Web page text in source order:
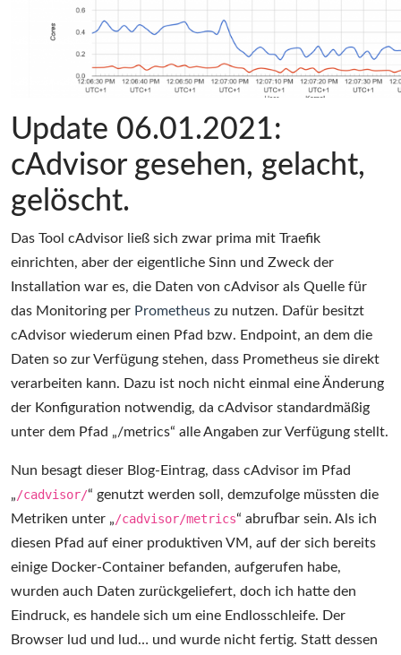
Update 06.01.2021:
cAdvisor gesehen, gelacht,
gelöscht.
Das Tool cAdvisor ließ sich zwar prima mit Traefik
einrichten, aber der eigentliche Sinn und Zweck der
Installation war es, die Daten von cAdvisor als Quelle für
das Monitoring per Prometheus zu nutzen. Dafür besitzt
cAdvisor wiederum einen Pfad bzw. Endpoint, an dem die
Daten so zur Verfügung stehen, dass Prometheus sie direkt
verarbeiten kann. Dazu ist noch nicht einmal eine Änderung
der Konfiguration notwendig, da cAdvisor standardmäßig
unter dem Pfad „/metrics“ alle Angaben zur Verfügung stellt.
Nun besagt dieser Blog-Eintrag, dass cAdvisor im Pfad
„/cadvisor/“ genutzt werden soll, demzufolge müssten die
Metriken unter „/cadvisor/metrics“ abrufbar sein. Als ich
diesen Pfad auf einer produktiven VM, auf der sich bereits
einige Docker-Container befanden, aufgerufen habe,
wurden auch Daten zurückgeliefert, doch ich hatte den
Eindruck, es handele sich um eine Endlosschleife. Der
Browser lud und lud… und wurde nicht fertig. Statt dessen